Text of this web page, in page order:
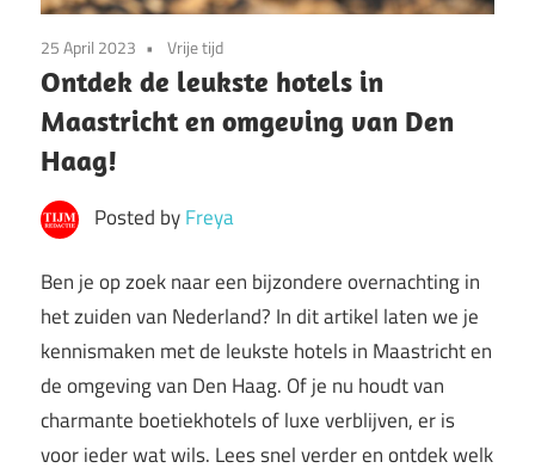
25 April 2023 Vrije tijd
Ontdek de leukste hotels in
Maastricht en omgeving van Den
Haag!
Posted byFreya
Ben je op zoek naar een bijzondere overnachting in
het zuiden van Nederland? In dit artikel laten we je
kennismaken met de leukste hotels in Maastricht en
de omgeving van Den Haag. Of je nu houdt van
charmante boetiekhotels of luxe verblijven, er is
voor ieder wat wils. Lees snel verder en ontdek welk